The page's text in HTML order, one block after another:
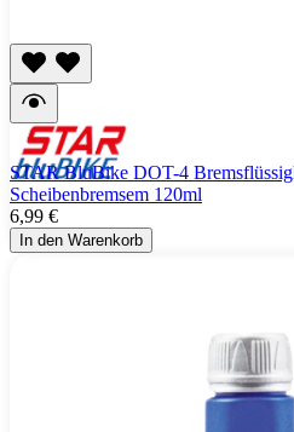
STAR BluBike DOT-4
Scheibenbremsem 120ml
6,99 €
In den Warenkorb